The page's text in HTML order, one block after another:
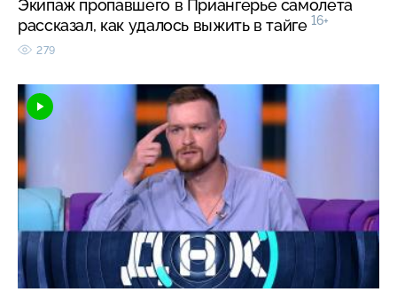
Экипаж пропавшего в Приангерье самолета
рассказал, как удалось выжить в тайге 16+
279